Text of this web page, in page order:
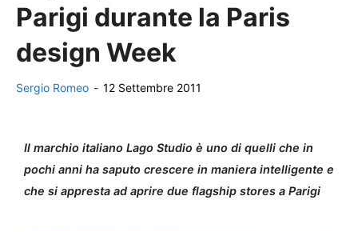
Parigi durante la Paris
design Week
Sergio Romeo - 12 Settembre 2011
Il marchio italiano Lago Studio è uno di quelli che in
pochi anni ha saputo crescere in maniera intelligente e
che si appresta ad aprire due flagship stores a Parigi